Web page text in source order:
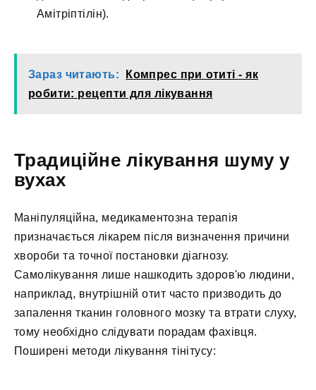
Амітріптілін).
Зараз читають:
Компрес при отиті - як
робити: рецепти для лікування
Традиційне лікування шуму у
вухах
Маніпуляційна, медикаментозна терапія
призначається лікарем після визначення причини
хвороби та точної постановки діагнозу.
Самолікування лише нашкодить здоров'ю людини,
наприклад, внутрішній отит часто призводить до
запалення тканин головного мозку та втрати слуху,
тому необхідно слідувати порадам фахівця.
Поширені методи лікування тінітусу: